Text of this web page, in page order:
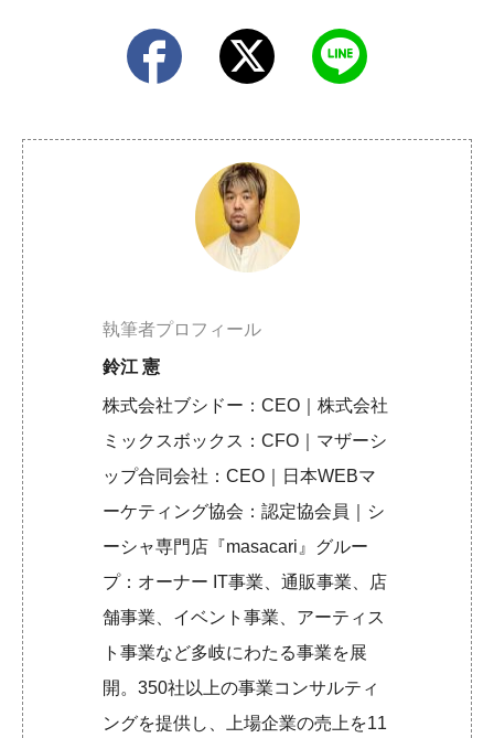
執筆者プロフィール
鈴江 憲
株式会社ブシドー：CEO｜株式会社
ミックスボックス：CFO｜マザーシ
ップ合同会社：CEO｜日本WEBマ
ーケティング協会：認定協会員｜シ
ーシャ専門店『masacari』グルー
プ：オーナー IT事業、通販事業、店
舗事業、イベント事業、アーティス
ト事業など多岐にわたる事業を展
開。350社以上の事業コンサルティ
ングを提供し、上場企業の売上を11